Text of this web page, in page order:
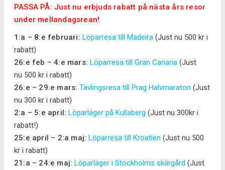
PASSA PÅ: Just nu erbjuds rabatt på nästa års resor
under mellandagsrean!
1:a – 8:e februari: Löparresa till Madeira(Just nu 500 kr i
rabatt)
26:e feb – 4:e mars: Löparresa till Gran Canaria (Just
nu 500 kr i rabatt)
26:e – 29:e mars: Tävlingsresa till Prag Halvmaraton (Just
nu 300 kr i rabatt)
2:a – 5:e april: Löparläger på Kullaberg (Just nu 300kr i
rabatt!)
25:e april – 2:a maj: Löparresa till Kroatien (Just nu 500
kr i rabatt)
21:a – 24:e maj: Löparläger i Stockholms skärgård (Just